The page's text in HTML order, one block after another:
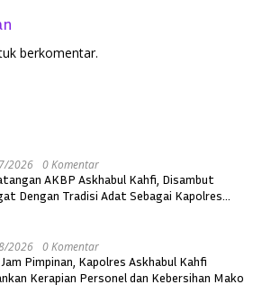
berkomentar.
2026 0 Komentar
AKBP Askhabul Kahfi, Disambut
Dengan Tradisi Adat Sebagai Kapolres
2026 0 Komentar
Pimpinan, Kapolres Askhabul Kahfi
Kerapian Personel dan Kebersihan Mako